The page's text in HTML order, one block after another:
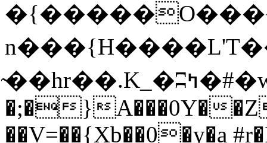
̴��hr��.K_�ʭߤ�#�w��P�ɢ���JG�o�*w��u�����m��-
�;�}A���0Y�
��V=��{Xb��0�y�a